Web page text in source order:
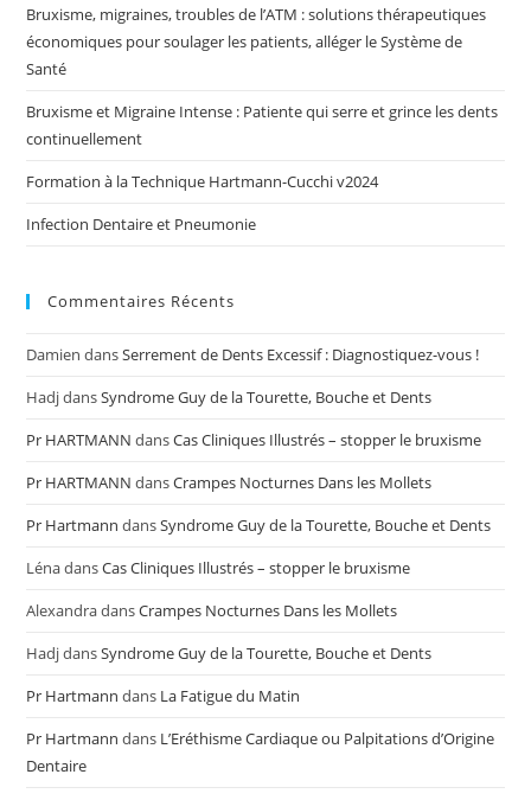
Bruxisme, migraines, troubles de l’ATM : solutions thérapeutiques
économiques pour soulager les patients, alléger le Système de
Santé
Bruxisme et Migraine Intense : Patiente qui serre et grince les dents
continuellement
Formation à la Technique Hartmann-Cucchi v2024
Infection Dentaire et Pneumonie
Commentaires Récents
Damien dansSerrement de Dents Excessif : Diagnostiquez-vous !
HadjdansSyndrome Guy de la Tourette, Bouche et Dents
Pr HARTMANN dansCas Cliniques Illustrés – stopper le bruxisme
Pr HARTMANN dansCrampes Nocturnes Dans les Mollets
Pr Hartmann dansSyndrome Guy de la Tourette, Bouche et Dents
LénadansCas Cliniques Illustrés – stopper le bruxisme
AlexandradansCrampes Nocturnes Dans les Mollets
HadjdansSyndrome Guy de la Tourette, Bouche et Dents
Pr Hartmann dans La Fatigue du Matin
Pr Hartmann dans L’Eréthisme Cardiaque ou Palpitations d’Origine
Dentaire